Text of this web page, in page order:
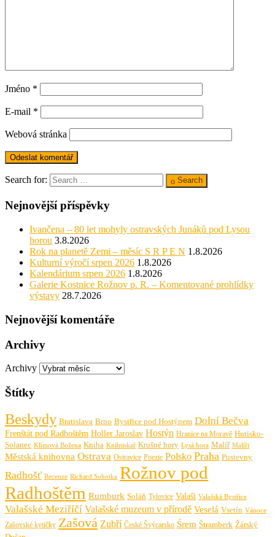
Jméno *
E-mail *
Webová stránka
Search for: Search
Nejnovější příspěvky
Ivančena – 80 let mohyly ostravských Junáků pod Lysou
horou 3.8.2026
Rok na planetě Zemi – měsíc S R P E N 1.8.2026
Kulturní výročí srpen 2026 1.8.2026
Kalendárium srpen 2026 1.8.2026
Galerie Kostnice Rožnov p. R. – Komentované prohlídky
výstavy 28.7.2026
Nejnovější komentáře
Archivy
Archivy
Štítky
Beskydy Bratislava Brno Bystřice pod Hostýnem Dolní Bečva
Frenštát pod Radhoštěm Holler Jaroslav Hostýn Hranice na Moravě Hutisko-
Solanec Klímová Božena Kniha Knihtiskař Krušné hory Lysá hora Malíř Malíři
Městská knihovna Ostrava Ostravice Poezie Polsko Praha Pustevny
Radhošť Recenze Richard Sobotka Rožnov pod
Radhoštěm Rumburk Soláň Tylovice Valaši Valašská Bystřice
Valašské Meziříčí Valašské muzeum v přírodě Veselá Vsetín Vánoce
Zašovské kytičky Zašová Zubří České Švýcarsko Śrem Štramberk Žárský